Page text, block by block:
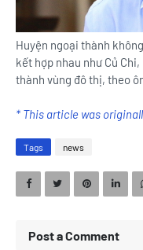
Huyện ngoại thành
kết hợp nhau như Củ
thành vùng đô thị, theo
* This article was
Tags news
Post a Comment